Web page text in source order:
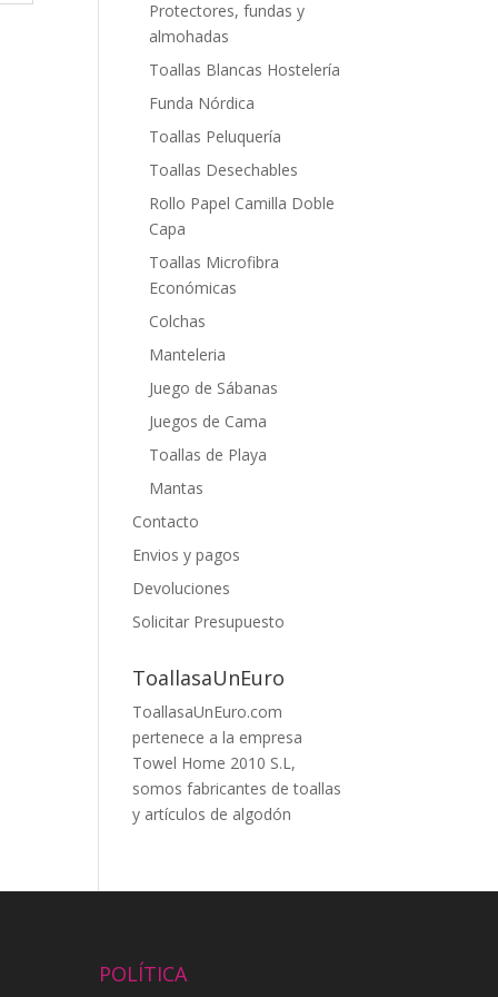
Protectores, fundas y
almohadas
Toallas Blancas Hostelería
Funda Nórdica
Toallas Peluquería
Toallas Desechables
Rollo Papel Camilla Doble
Capa
Toallas Microfibra
Económicas
Colchas
Manteleria
Juego de Sábanas
Juegos de Cama
Toallas de Playa
Mantas
Contacto
Envios y pagos
Devoluciones
Solicitar Presupuesto
ToallasaUnEuro
ToallasaUnEuro.com
pertenece a la empresa
Towel Home 2010 S.L,
somos fabricantes de toallas
y artículos de algodón
POLÍTICA